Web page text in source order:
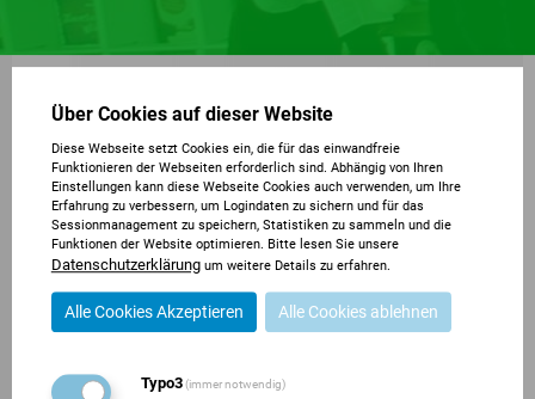
Über Cookies auf dieser Website
Diese Webseite setzt Cookies ein, die für das einwandfreie
Funktionieren der Webseiten erforderlich sind. Abhängig von Ihren
Einstellungen kann diese Webseite Cookies auch verwenden, um Ihre
Erfahrung zu verbessern, um Logindaten zu sichern und für das
Sessionmanagement zu speichern, Statistiken zu sammeln und die
Funktionen der Website optimieren. Bitte lesen Sie unsere
Datenschutzerklärungum weitere Details zu erfahren.
Alle Cookies Akzeptieren Alle Cookies ablehnen
Typo3(immer notwendig)
17373 Ueckermünde
info@tierpark-ueckermuende.de